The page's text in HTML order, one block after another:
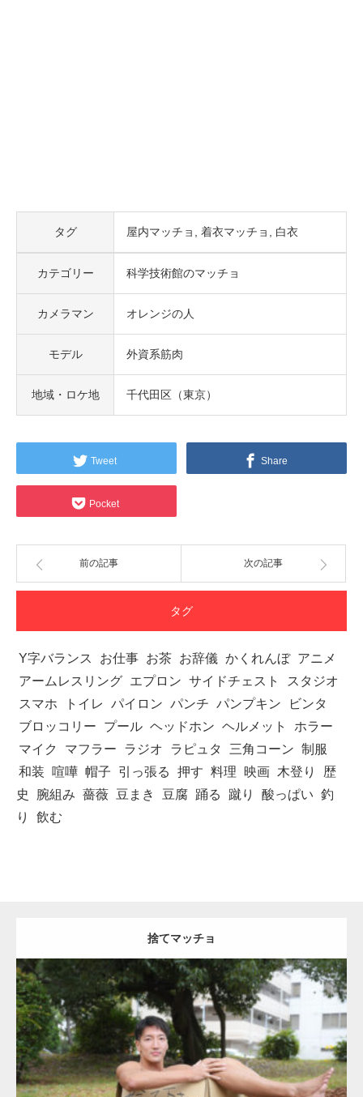
タグ 屋内マッチョ 着衣マッチョ 白衣
カテゴリー 科学技術館のマッチョ
カメラマン オレンジの人
モデル 外資系筋肉
地域・ロケ地 千代田区（東京）
Tweet Share
Pocket
前の記事 次の記事
タグ
Y字バランス お仕事 お茶 お辞儀 かくれんぼ アニメ
アームレスリング エプロン サイドチェスト
スタジオ
スマホ
トイレ パイロン パンチ パンプキン
ビンタ
ブロッコリー
プール ヘッドホン ヘルメット
ホラー
マイク
マフラー ラジオ ラピュタ 三角コーン 制服
和装
喧嘩 帽子 引っ張る 押す 料理 映画 木登り
歴
史
腕組み 薔薇 豆まき 豆腐 踊る 蹴り 酸っぱい 釣
り
飲む
捨てマッチョ
Update:2023.04.28
Category:公園のマッチョ オレンジの人 AKIHITO(細マッチョ)
捨
てマッチョ